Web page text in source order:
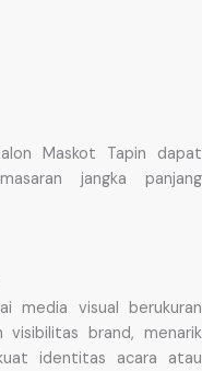
Maskot Tapin dapat
jangka panjang
media visual berukuran
visibilitas brand, menarik
identitas acara atau